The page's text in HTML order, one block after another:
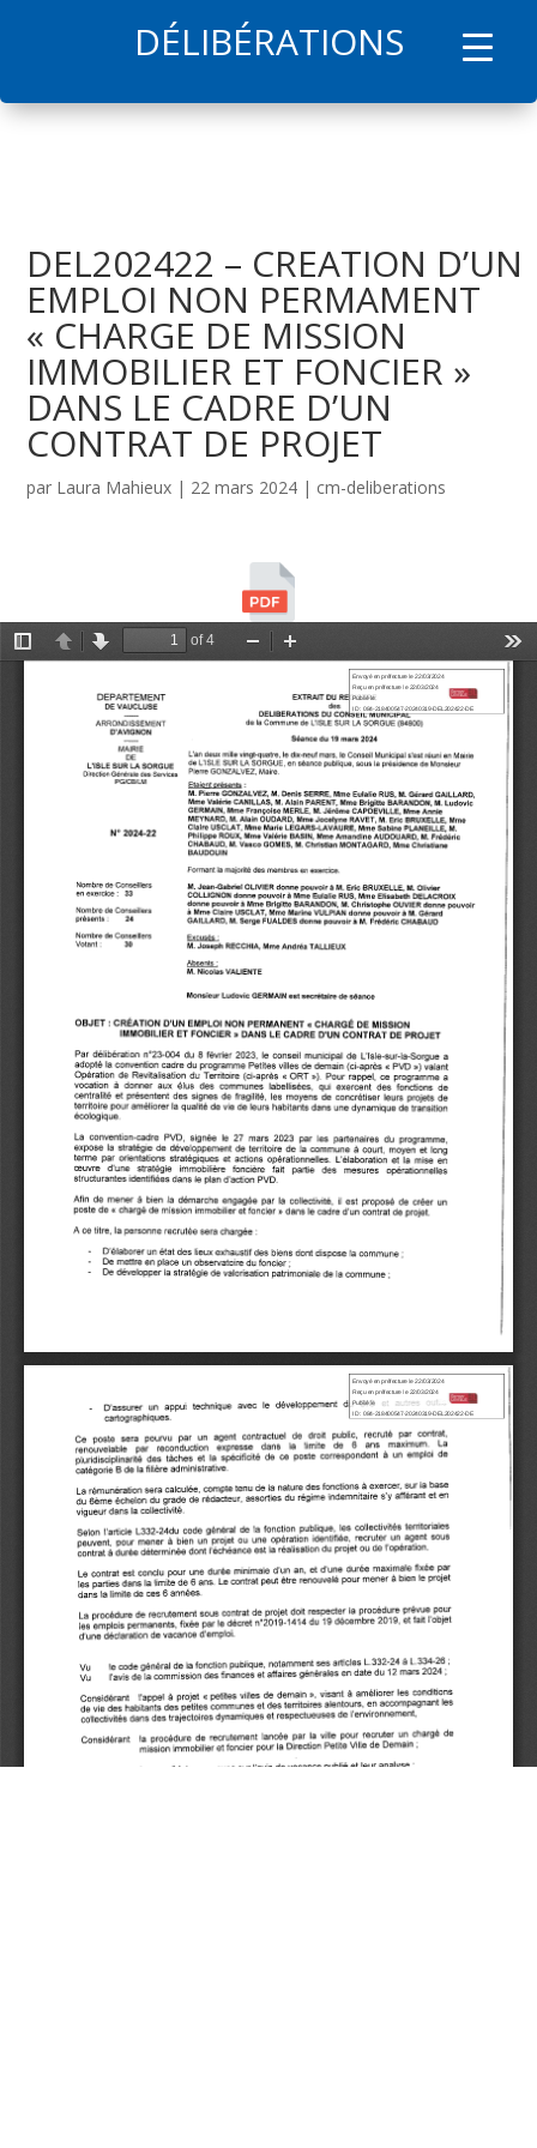
DÉLIBÉRATIONS
DEL202422 – CREATION D’UN
EMPLOI NON PERMAMENT
« CHARGE DE MISSION
IMMOBILIER ET FONCIER »
DANS LE CADRE D’UN
CONTRAT DE PROJET
par Laura Mahieux | 22 mars 2024 | cm-deliberations